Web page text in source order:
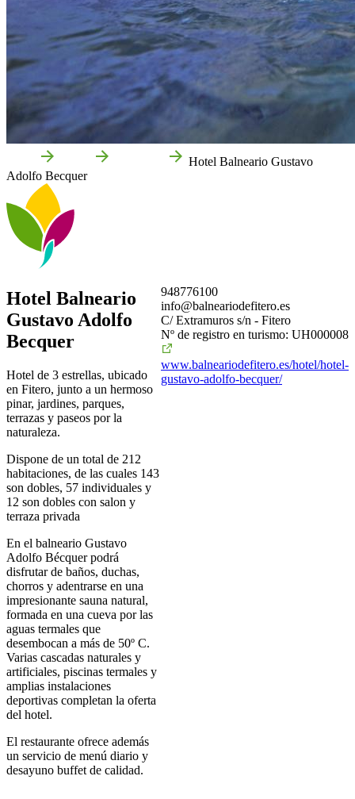
Hotel Balneario Gustavo
Adolfo Becquer
Hotel Balneario
Gustavo Adolfo
Becquer
Hotel de 3 estrellas, ubicado
en Fitero, junto a un hermoso
pinar, jardines, parques,
terrazas y paseos por la
naturaleza.
Dispone de un total de 212
habitaciones, de las cuales 143
son dobles, 57 individuales y
12 son dobles con salon y
terraza privada
En el balneario Gustavo
Adolfo Bécquer podrá
disfrutar de baños, duchas,
chorros y adentrarse en una
impresionante sauna natural,
formada en una cueva por las
aguas termales que
desembocan a más de 50º C.
Varias cascadas naturales y
artificiales, piscinas termales y
amplias instalaciones
deportivas completan la oferta
del hotel.
El restaurante ofrece además
un servicio de menú diario y
desayuno buffet de calidad.
948776100
info@balneariodefitero.es
C/ Extramuros s/n - Fitero
Nº de registro en turismo: UH000008
www.balneariodefitero.es/hotel/hotel-
gustavo-adolfo-becquer/